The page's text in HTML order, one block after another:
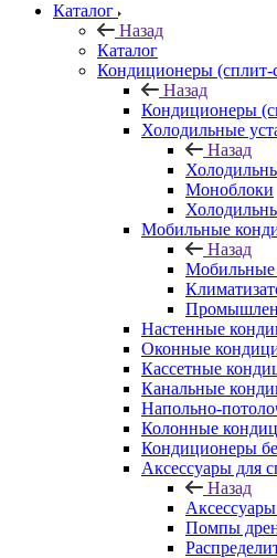
Каталог
Назад
Каталог
Кондиционеры (сплит-
Назад
Кондиционеры
Холодильные
Назад
Моноблоки
Мобильные
Назад
Мобильные
Настенные
Оконные
Кассетные
Канальные
Напольно-
Колонные
Кондиционеры
Аксессуары для
Назад
Помпы